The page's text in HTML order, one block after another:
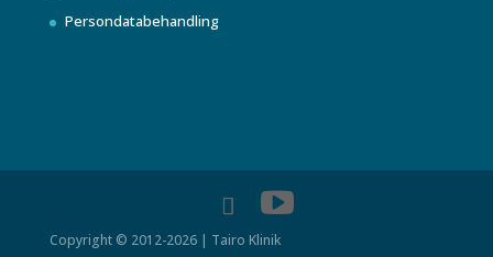
Persondatabehandling
Copyright © 2012-2026 | Tairo Klinik